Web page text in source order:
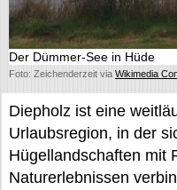
Der Dümmer-See in Hüde
Foto: Zeichenderzeit via Wikimedia
Diepholz ist eine
Urlaubsregion, in der
Hügellandschaften mit
Naturerlebnissen